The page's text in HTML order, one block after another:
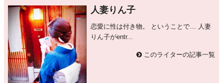
人妻りん子
恋愛に性は付き物。 ということで… 人妻
りん子がentr...
このライターの記事一覧